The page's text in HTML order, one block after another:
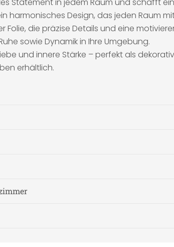
harmonisches Design, das jeden Raum
die präzise Details und eine
sowie Dynamik in Ihre Umgebung.
und innere Stärke – perfekt als
erhältlich.